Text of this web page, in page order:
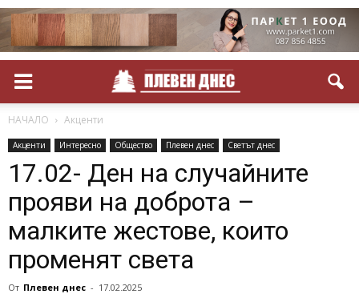
НАЧАЛО Акценти
Акценти Интересно Общество Плевен днес Светът днес
17.02- Ден на случайните
прояви на доброта –
малките жестове, които
променят света
От Плевен днес - 17.02.2025